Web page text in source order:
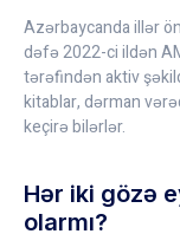
Azərbaycanda illər
dəfə 2022-ci ildən
tərəfindən aktiv
kitablar, dərman
keçirə bilərlər.
Hər iki gözə
olarmı?